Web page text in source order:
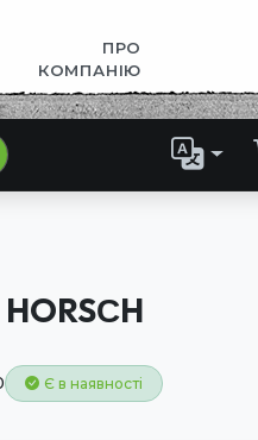
ПРО
КОМПАНІЮ
Є в наявності